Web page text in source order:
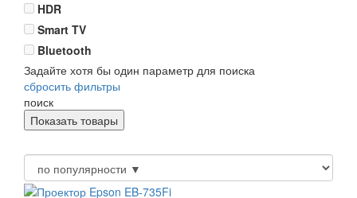
HDR
Smart TV
Bluetooth
Задайте хотя бы один параметр для поиска
сбросить фильтры
поиск